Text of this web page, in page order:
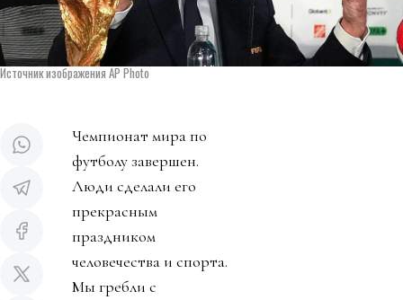
Источник изображения AP Photo
Чемпионат мира по
футболу завершен.
Люди сделали его
прекрасным
праздником
человечества и спорта.
Мы гребли с